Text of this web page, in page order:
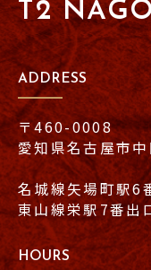
T2
ADDRESS
〒460-0008
愛知県名古屋市
名城線矢場町駅6
東山線栄駅7番出
HOURS